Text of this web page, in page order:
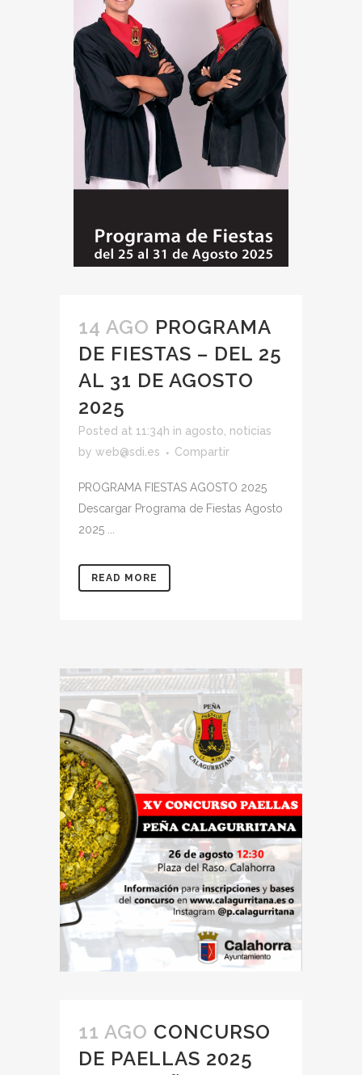
14 AGO PROGRAMA
DE FIESTAS – DEL 25
AL 31 DE AGOSTO
2025
Posted at 11:34h in agosto, noticias
by web@sdi.es Compartir
PROGRAMA FIESTAS AGOSTO 2025
Descargar Programa de Fiestas Agosto
2025 ...
READ MORE
11 AGO CONCURSO
DE PAELLAS 2025